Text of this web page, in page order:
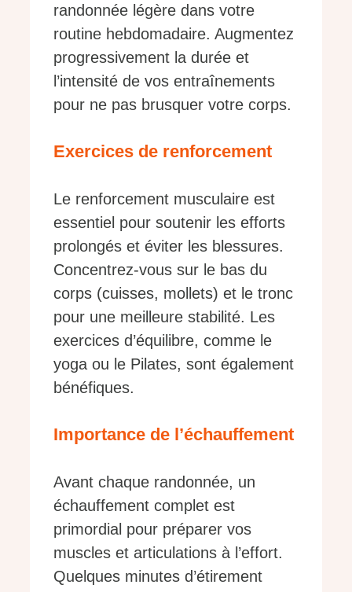
randonnée légère dans votre
routine hebdomadaire. Augmentez
progressivement la durée et
l’intensité de vos entraînements
pour ne pas brusquer votre corps.
Exercices de renforcement
Le renforcement musculaire est
essentiel pour soutenir les efforts
prolongés et éviter les blessures.
Concentrez-vous sur le bas du
corps (cuisses, mollets) et le tronc
pour une meilleure stabilité. Les
exercices d’équilibre, comme le
yoga ou le Pilates, sont également
bénéfiques.
Importance de l’échauffement
Avant chaque randonnée, un
échauffement complet est
primordial pour préparer vos
muscles et articulations à l’effort.
Quelques minutes d’étirement